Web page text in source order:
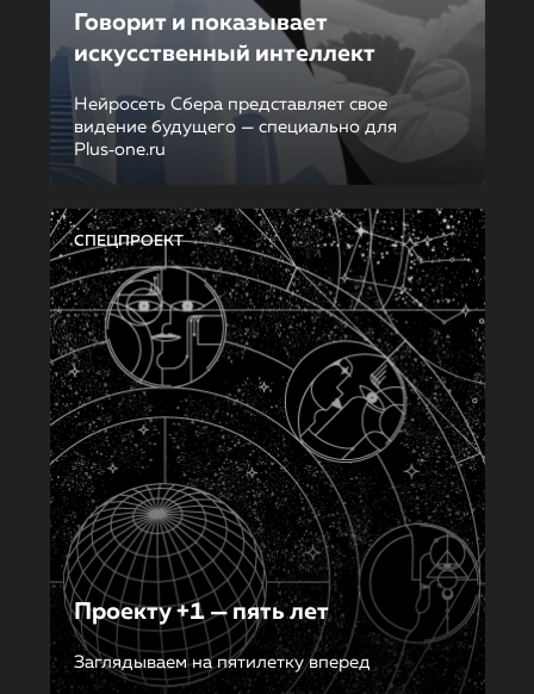
Говорит и показывает
искусственный интеллект
Нейросеть Сбера представляет свое
видение будущего — специально для
Plus‑one.ru
СПЕЦПРОЕКТ
Проекту +1 — пять лет
Заглядываем на пятилетку вперед